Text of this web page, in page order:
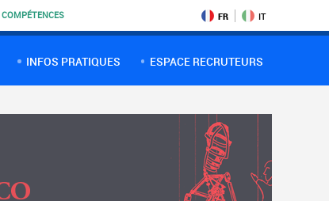
COMPÉTENCES FR IT
INFOS PRATIQUES ESPACE RECRUTEURS